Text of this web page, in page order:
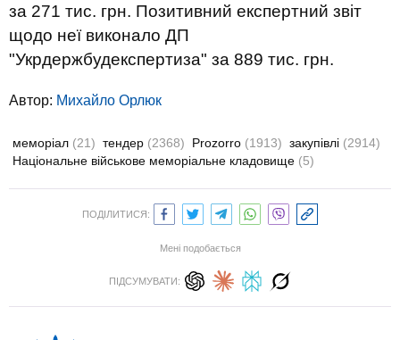
за 271 тис. грн. Позитивний експертний звіт
щодо неї виконало ДП
"Укрдержбудекспертиза" за 889 тис. грн.
Автор: Михайло Орлюк
меморіал (21) тендер (2368) Prozorro (1913) закупівлі (2914)
Національне військове меморіальне кладовище (5)
ПОДІЛИТИСЯ:
Мені подобається
ПІДСУМУВАТИ: